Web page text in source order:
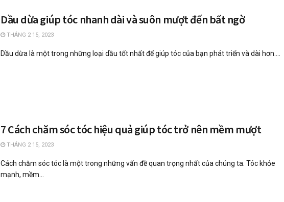
Dầu dừa giúp tóc nhanh dài và suôn mượt đến bất ngờ
THÁNG 2 15, 2023
Dầu dừa là một trong những loại dầu tốt nhất để giúp tóc của bạn phát triển và dài hơn....
7 Cách chăm sóc tóc hiệu quả giúp tóc trở nên mềm mượt
THÁNG 2 15, 2023
Cách chăm sóc tóc là một trong những vấn đề quan trọng nhất của chúng ta. Tóc khỏe
mạnh, mềm...